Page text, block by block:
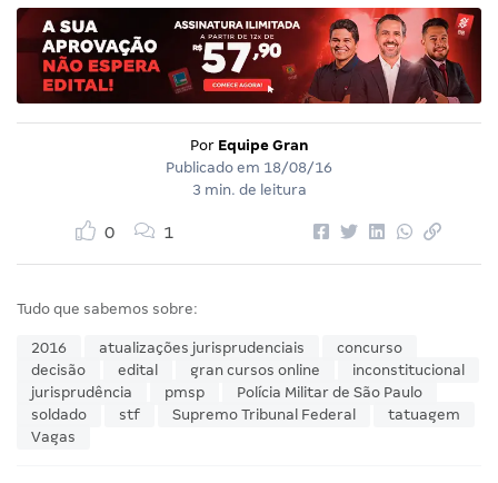
Por Equipe Gran
Publicado em 18/08/16
3 min. de leitura
0 1
Tudo que sabemos sobre:
2016 atualizações jurisprudenciais
concurso
decisão
edital gran cursos online
inconstitucional
jurisprudência
pmsp
Polícia Militar de São Paulo
soldado
stf Supremo Tribunal Federal
tatuagem
Vagas